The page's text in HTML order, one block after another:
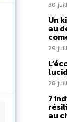
30
Un
au
29
28
7
au